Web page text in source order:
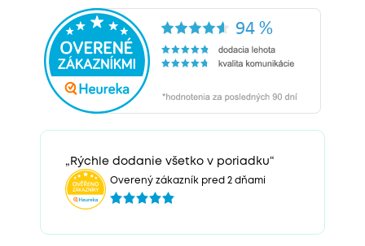
„Rýchle dodanie všetko v poriadku“
Overený zákazník pred 2 dňami